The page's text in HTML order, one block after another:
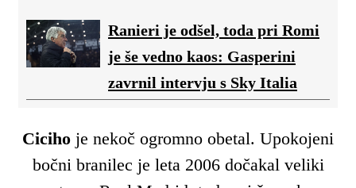
Ranieri je odšel, toda pri Romi
je še vedno kaos: Gasperini
zavrnil intervju s Sky Italia
Ciciho je nekoč ogromno obetal. Upokojeni
bočni branilec je leta 2006 dočakal veliki